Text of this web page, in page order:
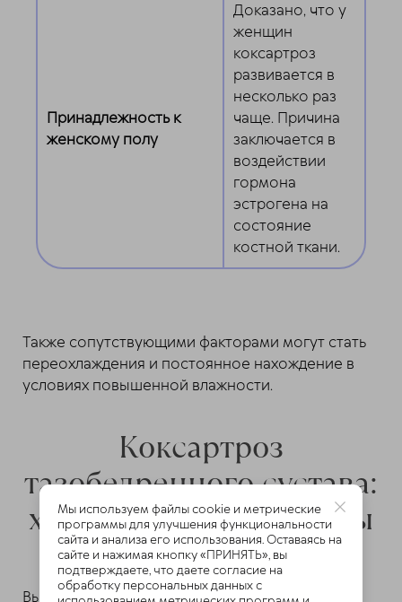
Принадлежность к
женскому полу
Доказано, что у
женщин
коксартроз
развивается в
несколько раз
чаще. Причина
заключается в
воздействии
гормона
эстрогена на
состояние
костной ткани.
Также сопутствующими факторами могут стать
переохлаждения и постоянное нахождение в
условиях повышенной влажности.
Коксартроз
тазобедренного сустава:
характерные симптомы
Выраженность симптоматики при коксартрозе
Мы используем файлы cookie и метрические
программы для улучшения функциональности
сайта и анализа его использования. Оставаясь на
сайте и нажимая кнопку «ПРИНЯТЬ», вы
подтверждаете, что даете согласие на
обработку персональных данных с